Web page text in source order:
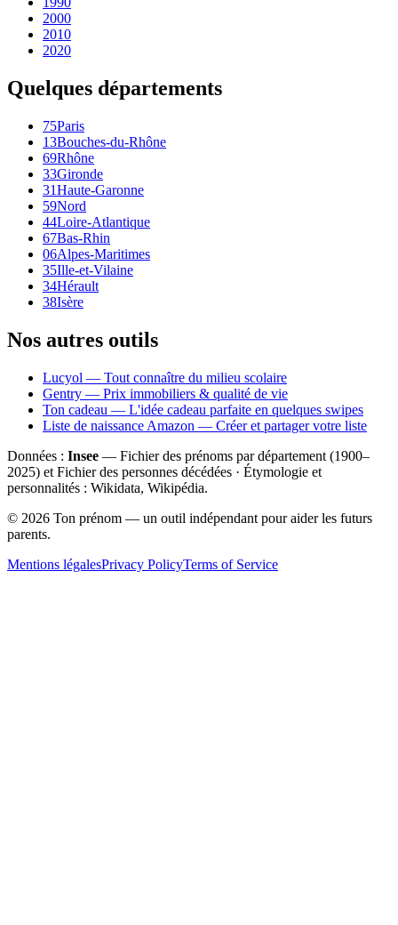
2000
2010
2020
Quelques départements
75Paris
13Bouches-du-Rhône
69Rhône
33Gironde
31Haute-Garonne
59Nord
44Loire-Atlantique
67Bas-Rhin
06Alpes-Maritimes
35Ille-et-Vilaine
34Hérault
38Isère
Nos autres outils
Lucyol — Tout connaître du milieu scolaire
Gentry — Prix immobiliers & qualité de vie
Ton cadeau — L'idée cadeau parfaite en quelques swipes
Liste de naissance Amazon — Créer et partager votre liste
Données : Insee — Fichier des prénoms par département (1900–
2025) et Fichier des personnes décédées · Étymologie et
personnalités : Wikidata, Wikipédia.
© 2026 Ton prénom — un outil indépendant pour aider les futurs
parents.
Mentions légalesPrivacy PolicyTerms of Service